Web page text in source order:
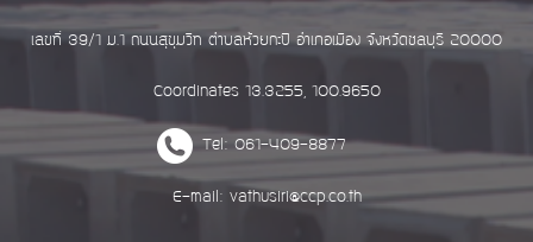
เลขที่ 39/1 ม.1 ถนนสุขุมวิท ตำบลห้วยกะปิ อำเภอเมือง จังหวัดชลบุรี 20000
Coordinates 13.3255, 100.9650
Tel: 061-409-8877
E-mail: vathusiri@ccp.co.th